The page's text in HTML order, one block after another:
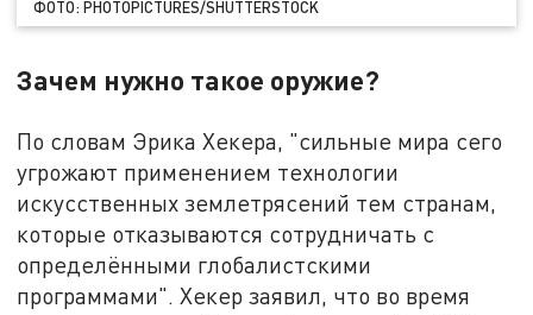
ФОТО: PHOTOPICTURES/SHUTTERSTOCK
Зачем нужно такое оружие?
По словам Эрика Хекера, "сильные мира сего
угрожают применением технологии
искусственных землетрясений тем странам,
которые отказываются сотрудничать с
определёнными глобалистскими
программами". Хекер заявил, что во время